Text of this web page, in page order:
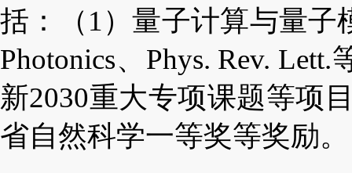
括：（1）量子计算与量子
Photonics、 Phys. Rev. Lett.
新2030重大专项课题等项
省自然科学一等奖等奖励。